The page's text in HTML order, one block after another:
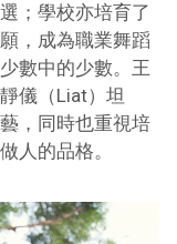
；學校亦培育了
，成為職業舞蹈
數中的少數。王
儀（Liat）坦
，同時也重視培
人的品格。